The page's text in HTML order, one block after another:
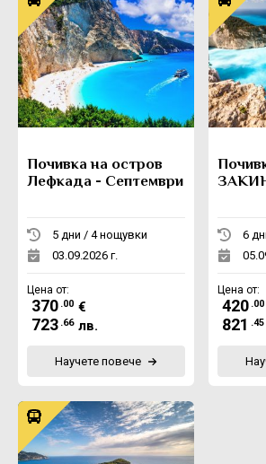
Почивка на остров
Лефкада - Септември
5 дни / 4 нощувки
03.09.2026 г.
Цена от:
370 .00 €
723 .66 лв.
Научете повече
Цена от:
420 .00
821 .45